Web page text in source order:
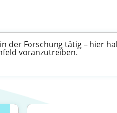
der Forschung tätig – hier
voranzutreiben.